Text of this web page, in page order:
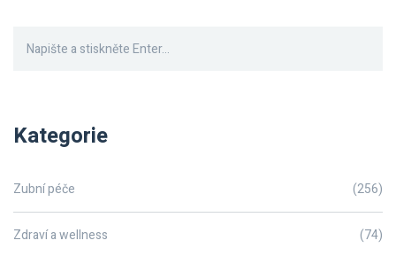
Kategorie
Zubní péče (256)
Zdraví a wellness (74)